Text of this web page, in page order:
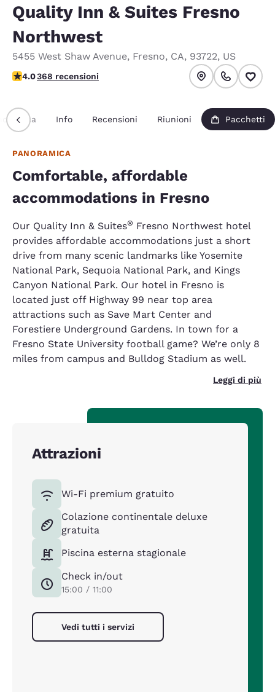
Quality Inn & Suites Fresno
Northwest
5455 West Shaw Avenue, Fresno, CA, 93722, US
Valutazione di 4.01 stelle. Molto buono.
4.0368 recensioni
Info Recensioni Riunioni Pacchetti
PANORAMICA
Comfortable, affordable
accommodations in Fresno
Our Quality Inn & Suites® Fresno Northwest hotel
provides affordable accommodations just a short
drive from many scenic landmarks like Yosemite
National Park, Sequoia National Park, and Kings
Canyon National Park. Our hotel in Fresno is
located just off Highway 99 near top area
attractions such as Save Mart Center and
Forestiere Underground Gardens. In town for a
Fresno State University football game? We’re only 8
miles from campus and Bulldog Stadium as well.
Leggi di più
Attrazioni
Wi-Fi premium gratuito
Colazione continentale deluxe
gratuita
Piscina esterna stagionale
Check in/out
15:00 / 11:00
Vedi tutti i servizi